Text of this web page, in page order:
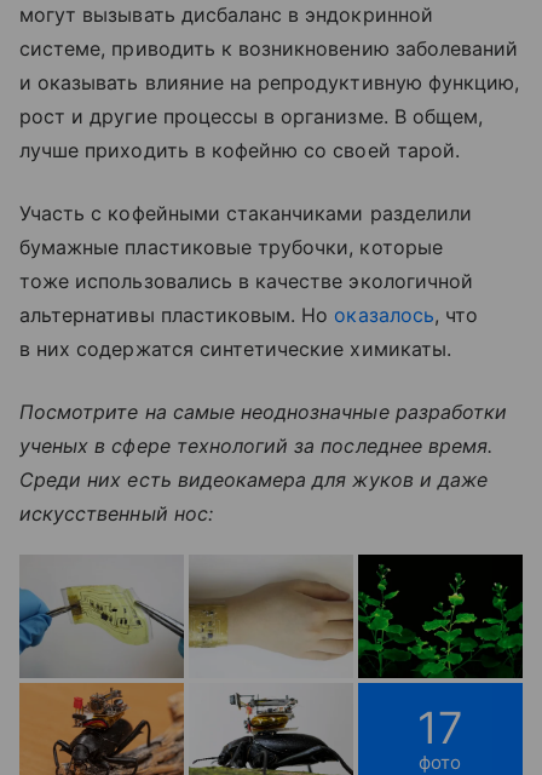
могут вызывать дисбаланс в эндокринной
системе, приводить к возникновению заболеваний
и оказывать влияние на репродуктивную функцию,
рост и другие процессы в организме. В общем,
лучше приходить в кофейню со своей тарой.
Участь с кофейными стаканчиками разделили
бумажные пластиковые трубочки, которые
тоже использовались в качестве экологичной
альтернативы пластиковым. Но оказалось, что
в них содержатся синтетические химикаты.
Посмотрите на самые неоднозначные разработки
ученых в сфере технологий за последнее время.
Среди них есть видеокамера для жуков и даже
искусственный нос:
17
фото